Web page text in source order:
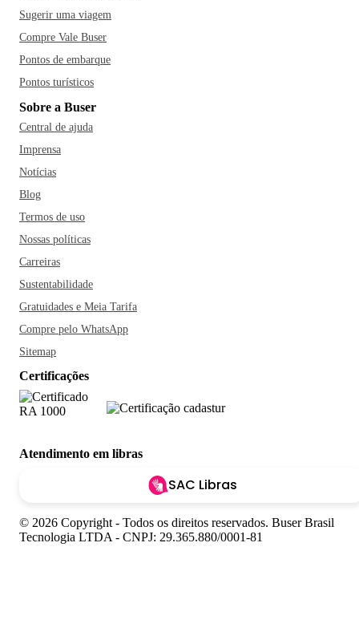
Sugerir uma viagem
Compre Vale Buser
Pontos de embarque
Pontos turísticos
Sobre a Buser
Central de ajuda
Imprensa
Notícias
Blog
Termos de uso
Nossas políticas
Carreiras
Sustentabilidade
Gratuidades e Meia Tarifa
Compre pelo WhatsApp
Sitemap
Certificações
Atendimento em libras
SAC Libras
© 2026 Copyright - Todos os direitos reservados. Buser Brasil
Tecnologia LTDA - CNPJ: 29.365.880/0001-81